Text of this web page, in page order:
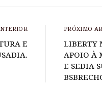
E
PRÓXIMO
LIBERTY
APOIO À
E SEDIA